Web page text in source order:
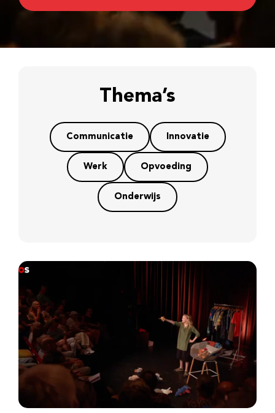
Thema’s
Communicatie Innovatie
Werk Opvoeding
Onderwijs